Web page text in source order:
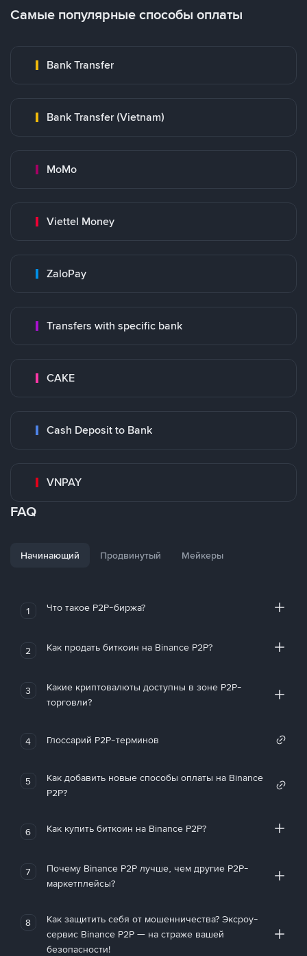
Самые популярные способы оплаты
Bank Transfer
Bank Transfer (Vietnam)
MoMo
Viettel Money
ZaloPay
Transfers with specific bank
CAKE
Cash Deposit to Bank
VNPAY
FAQ
Начинающий Продвинутый Мейкеры
1 Что такое P2P-биржа?
2 Как продать биткоин на Binance P2P?
3
Какие криптовалюты доступны в зоне P2P-
торговли?
4 Глоссарий P2P-терминов
5
Как добавить новые способы оплаты на Binance
P2P?
6 Как купить биткоин на Binance P2P?
7
Почему Binance P2P лучше, чем другие P2P-
маркетплейсы?
8
Как защитить себя от мошенничества? Эксроу-
сервис Binance P2P — на страже вашей
безопасности!